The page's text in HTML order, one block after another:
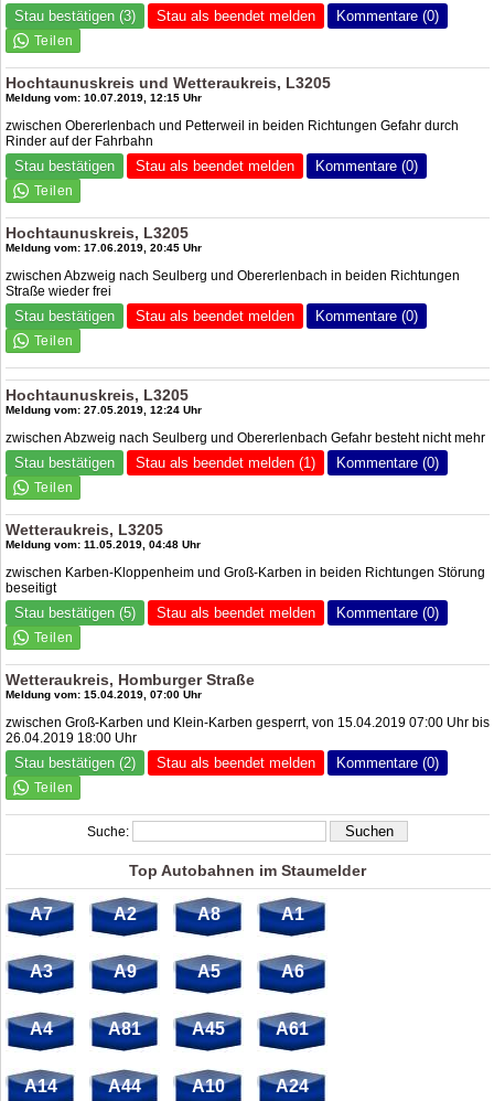
Stau bestätigen (3) Stau als beendet melden Kommentare (0)
Hochtaunuskreis und Wetteraukreis, L3205
Meldung vom: 10.07.2019, 12:15 Uhr
zwischen Obererlenbach und Petterweil in beiden Richtungen Gefahr durch
Rinder auf der Fahrbahn
Stau bestätigen Stau als beendet melden Kommentare (0)
Hochtaunuskreis, L3205
Meldung vom: 17.06.2019, 20:45 Uhr
zwischen Abzweig nach Seulberg und Obererlenbach in beiden Richtungen
Straße wieder frei
Stau bestätigen Stau als beendet melden Kommentare (0)
Hochtaunuskreis, L3205
Meldung vom: 27.05.2019, 12:24 Uhr
zwischen Abzweig nach Seulberg und Obererlenbach Gefahr besteht nicht mehr
Stau bestätigen Stau als beendet melden (1) Kommentare (0)
Wetteraukreis, L3205
Meldung vom: 11.05.2019, 04:48 Uhr
zwischen Karben-Kloppenheim und Groß-Karben in beiden Richtungen Störung
beseitigt
Stau bestätigen (5) Stau als beendet melden Kommentare (0)
Wetteraukreis, Homburger Straße
Meldung vom: 15.04.2019, 07:00 Uhr
zwischen Groß-Karben und Klein-Karben gesperrt, von 15.04.2019 07:00 Uhr bis
26.04.2019 18:00 Uhr
Stau bestätigen (2) Stau als beendet melden Kommentare (0)
Suche:
Top Autobahnen im Staumelder
A7 A2 A8 A1
A3 A9 A5 A6
A4 A81 A45 A61
A14 A44 A10 A24